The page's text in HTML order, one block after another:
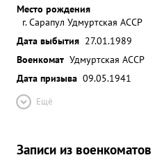
Место рождения
г. Сарапул Удмуртская АССР
Дата выбытия 27.01.1989
Военкомат Удмуртская АССР
Дата призыва 09.05.1941
Ещё
Записи из военкоматов